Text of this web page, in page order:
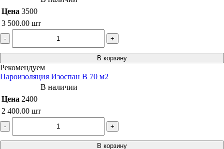
Цена 3500
3 500.00 шт
- +
В корзину
Рекомендуем
Пароизоляция Изоспан B 70 м2
В наличии
Цена 2400
2 400.00 шт
- +
В корзину